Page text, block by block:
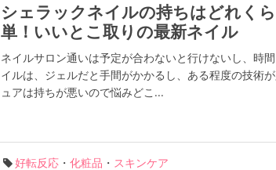
シェラックネイルの持ちはどれく
単！いいとこ取りの最新ネイル
ネイルサロン通いは予定が合わないと行けないし、時
イルは、ジェルだと手間がかかるし、ある程度の技術
ュアは持ちが悪いので悩みどこ...
好転反応 ・ 化粧品 ・ スキンケア